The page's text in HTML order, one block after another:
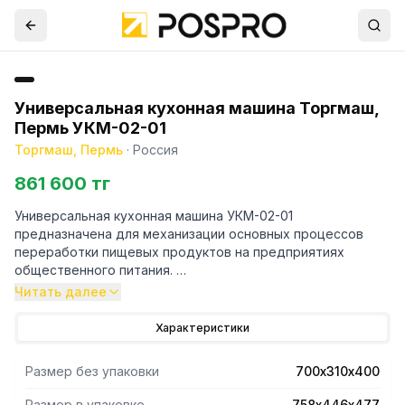
Универсальная кухонная машина Торгмаш,
Пермь УКМ-02-01
Торгмаш, Пермь · Россия
861 600 тг
Универсальная кухонная машина УКМ-02-01
предназначена для механизации основных процессов
переработки пищевых продуктов на предприятиях
общественного питания.
Состав исполнения:
ММП — мясорубка для приготовления мясного и рыбного
5/ 9 мм;
МИ — механизм для измельчения сухарей и специй
Читать далее
Характеристики
Размер без упаковки 700х310х400